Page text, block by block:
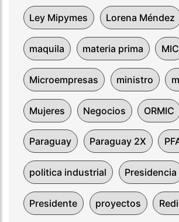
Ley Mipymes Lorena Méndez
maquila materia prima MIC
Microempresas ministro
Mujeres Negocios ORMIC
Paraguay Paraguay 2X
politica industrial Presidencia
Presidente proyectos